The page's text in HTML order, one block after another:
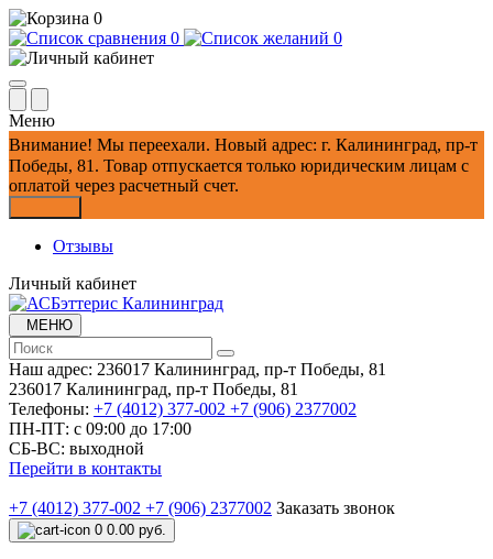
0
0
0
Меню
Внимание! Мы переехали. Новый адрес: г. Калининград, пр-т
Победы, 81. Товар отпускается только юридическим лицам с
оплатой через расчетный счет.
Отзывы
Личный кабинет
МЕНЮ
Наш адрес: 236017 Калининград,​ пр-т Победы, 81
236017 Калининград,​ пр-т Победы, 81
Телефоны: +7 (4012) 377-002 +7 (906) 2377002
ПН-ПТ: с 09:00 до 17:00
СБ-ВС: выходной
Перейти в контакты
+7 (4012) 377-002 +7 (906) 2377002 Заказать звонок
0 0.00 руб.